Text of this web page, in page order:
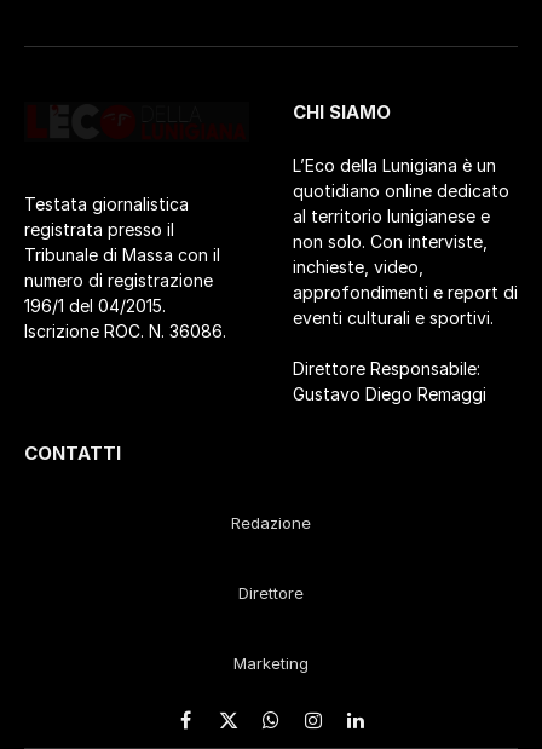
Testata giornalistica
registrata presso il
Tribunale di Massa con il
numero di registrazione
196/1 del 04/2015.
Iscrizione ROC. N. 36086.
CHI SIAMO
L’Eco della Lunigiana è un
quotidiano online dedicato
al territorio lunigianese e
non solo. Con interviste,
inchieste, video,
approfondimenti e report di
eventi culturali e sportivi.
Direttore Responsabile:
Gustavo Diego Remaggi
CONTATTI
Redazione
Direttore
Marketing
Facebook
X WhatsApp
Instagram
LinkedIn